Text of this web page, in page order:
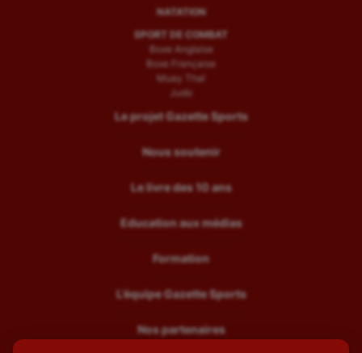
NATATION
SPORT DE COMBAT
Boxe Anglaise
Boxe Française
Muay Thaï
Judo
Le projet Gazette Sports
Nous soutenir
Le livre des 10 ans
Education aux médias
Formation
L’équipe Gazette Sports
Nos partenaires